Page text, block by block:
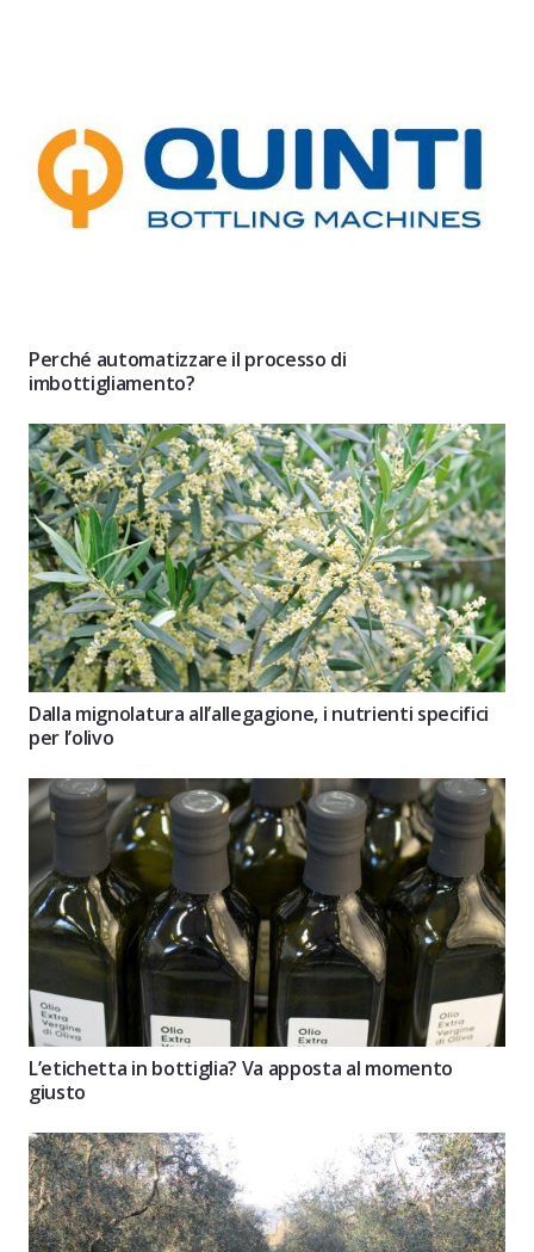
Perché automatizzare il processo di
imbottigliamento?
Dalla mignolatura all’allegagione, i nutrienti specifici
per l’olivo
L’etichetta in bottiglia? Va apposta al momento
giusto